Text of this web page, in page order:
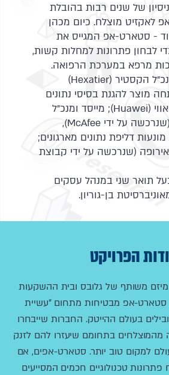
של שנים רבות בהובלת
לאקזיט מוצלח. כיום מכהן
- סטארט-אפ המגייס את
לבחון פתרונות למחלות קשות,
מרפא במערכת הרפואה.
בעברו, מייסד ומנכ"ל הקסטיר (Hexatier)
מוצר להגנת בסיסי נתונים
ונרכשה על ידי וואווי (Huawei); מייסד ומנכ"ל
חברת Onigma (שנרכשה על ידי McAfee),
דליפת נתונים מארגונים;
מנכ"ל InfoGold אירופה (שנרכשה על ידי קבוצת
תואר שני במנהל עסקים
בן-גוריון.
הפרויקט
משותף של גלובס ובית ההשקעות
אפ מבטיחות מתחום "עשיית
בעולם ההייטק. החברות שייבחרו
מהמוצלחים בתחומם שיעזרו להם לזנק
למקום טוב יותר. סטארט-אפים, אם
טכנולוגיים חכמים המסייעים